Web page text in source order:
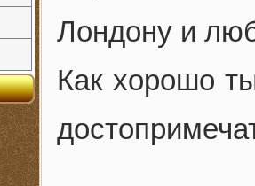
Лондону и
Как хорошо